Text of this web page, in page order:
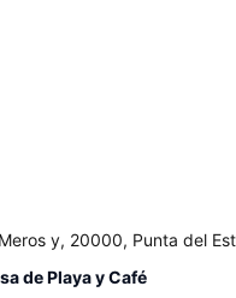
y, 20000, Punta del
de Playa y Café